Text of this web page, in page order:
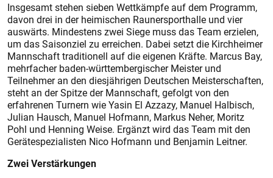
Insgesamt stehen sieben Wettkämpfe auf dem Programm,
davon drei in der heimischen Raunersporthalle und vier
auswärts. Mindestens zwei Siege muss das Team erzielen,
um das Saisonziel zu erreichen. Dabei setzt die Kirchheimer
Mannschaft traditionell auf die eigenen Kräfte. Marcus Bay,
mehrfacher baden-württembergischer Meister und
Teilnehmer an den diesjährigen Deutschen Meisterschaften,
steht an der Spitze der Mannschaft, gefolgt von den
erfahrenen Turnern wie Yasin El Azzazy, Manuel Halbisch,
Julian Hausch, Manuel Hofmann, Markus Neher, Moritz
Pohl und Henning Weise. Ergänzt wird das Team mit den
Gerätespezialisten Nico Hofmann und Benjamin Leitner.
Zwei Verstärkungen